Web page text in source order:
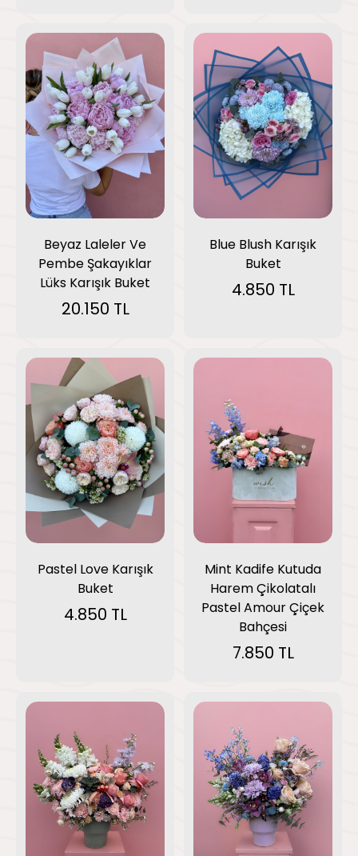
Beyaz Laleler Ve
Pembe Şakayıklar
Lüks Karışık Buket
20.150 TL
Blue Blush Karışık
Buket
4.850 TL
Pastel Love Karışık
Buket
4.850 TL
Mint Kadife Kutuda
Harem Çikolatalı
Pastel Amour Çiçek
Bahçesi
7.850 TL